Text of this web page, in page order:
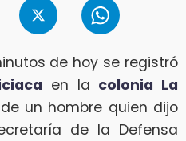
de hoy se registró
en la colonia La
un hombre quien dijo
de la Defensa